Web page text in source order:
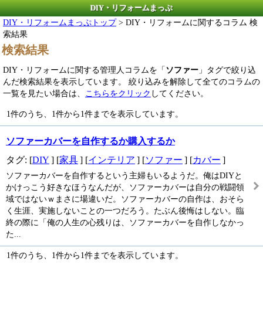
DIY・リフォームまっぷ
DIY・リフォームまっぷトップ> DIY・リフォームに関するコラム 検
索結果
検索結果
DIY・リフォームに関する管理人コラムを「ソファー 」タグで絞り込
んだ検索結果を表示しています。 絞り込みを解除して全てのコラムの
一覧を見たい場合は、
こちらをクリック してください。
1件のうち、1件から1件までを表示しています。
ソファーカバーを自作するか購入するか
タグ: [DIY ] [家具] [インテリア ] [ソファー ] [カバー ]
ソファーカバーを自作するという主婦もいるようだ。俺はDIYと
かけっこう好きなほうなんだが、ソファーカバーは自分の戦闘領
域ではないｗまさに場違いだ。ソファーカバーの自作は、おそら
く生涯、実施しないことの一つだろう。たぶん後悔はしない。臨
終の際に「俺の人生の心残りは、ソファーカバーを自作しなかっ
た...
1件のうち、1件から1件までを表示しています。